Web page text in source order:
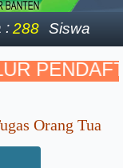
:288 Siswa
Orang Tua